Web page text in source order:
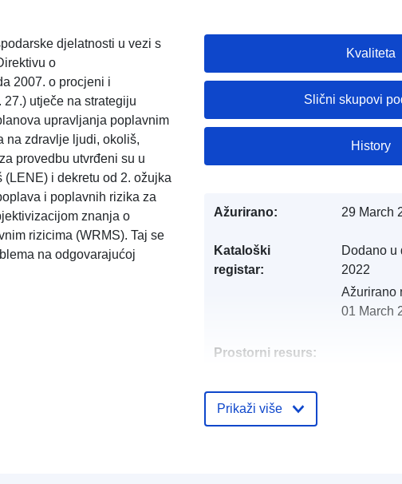
Sortiranje baskijske obale
– homogena područja u
gospodarske djelatnosti na
u, Direktivi o poplavama.
djelatnosti u vezi s
o
2007. o procjeni i
utječe na strategiju
upravljanja poplavnim
na zdravlje ljudi, okoliš,
provedbu utvrđeni su u
i dekretu od 2. ožujka
i poplavnih rizika za
znanja o
rizicima (WRMS). Taj se
na odgovarajućoj
Kvaliteta
Slični skupovi
History
Ažurirano: 29 March
Kataloški
registar:
Dodano u
2022
Ažurirano
01 March
Prostorni resurs:
Identifikatori:
Prikaži više